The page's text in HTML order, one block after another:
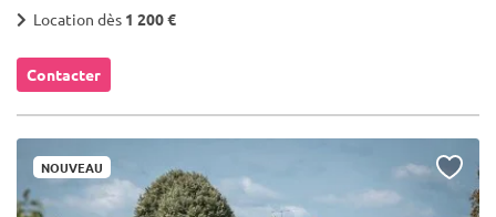
Location dès 1 200 €
Contacter
NOUVEAU